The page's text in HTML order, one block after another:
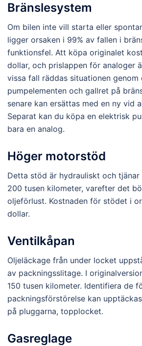
Bränslesystem
Om bilen inte vill starta eller
ligger orsaken i 99% av fallen i
funktionsfel. Att köpa originalet
dollar, och prislappen för analoger
vissa fall räddas situationen genom
pumpelementen och gallret på
senare kan ersättas med en ny vid
Separat kan du köpa en elektrisk
bara en analog.
Höger motorstöd
Detta stöd är hydrauliskt och
200 tusen kilometer, varefter det
oljeförlust. Kostnaden för stödet i
dollar.
Ventilkåpan
Oljeläckage från under locket
av packningsslitage. I
150 tusen kilometer. Identifiera de
packningsförstörelse kan
på pluggarna, topplocket.
Gasreglage